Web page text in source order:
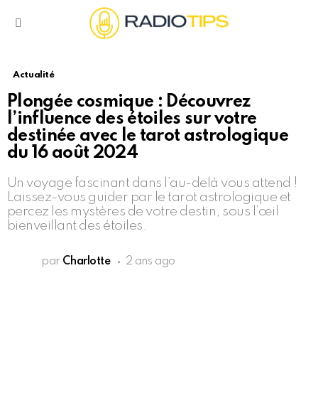
Actualité
Plongée cosmique : Découvrez
l’influence des étoiles sur votre
destinée avec le tarot astrologique
du 16 août 2024
Un voyage fascinant dans l’au-delà vous attend !
Laissez-vous guider par le tarot astrologique et
percez les mystères de votre destin, sous l’œil
bienveillant des étoiles.
par Charlotte 2 ans ago